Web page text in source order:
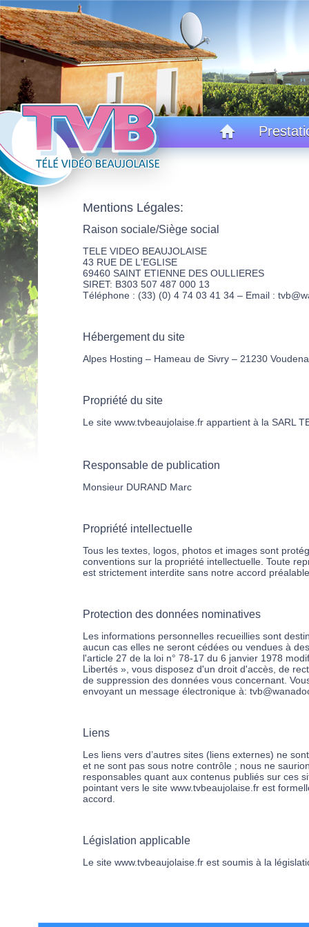
Mentions Légales:
Raison sociale/Siège social
TELE VIDEO BEAUJOLAISE
43 RUE DE L'EGLISE
69460 SAINT ETIENNE DES OULLIERES
SIRET: B303 507 487 000 13
Téléphone : (33) (0) 4 74 03 41 34 – Email :
Hébergement du site
Alpes Hosting – Hameau de Sivry – 21230
Propriété du site
Le site www.tvbeaujolaise.fr appartient à la SARL
Responsable de publication
Monsieur DURAND Marc
Propriété intellectuelle
Tous les textes, logos, photos et images sont
conventions sur la propriété intellectuelle. Toute
est strictement interdite sans notre accord
Protection des données nominatives
Les informations personnelles recueillies sont
aucun cas elles ne seront cédées ou vendues à
l'article 27 de la loi n° 78-17 du 6 janvier 1978
Libertés », vous disposez d'un droit d'accès, de
de suppression des données vous concernant.
envoyant un message électronique à:
Liens
Les liens vers d’autres sites (liens externes) ne
et ne sont pas sous notre contrôle ; nous ne
responsables quant aux contenus publiés sur ces
pointant vers le site www.tvbeaujolaise.fr est
accord.
Législation applicable
Le site www.tvbeaujolaise.fr est soumis à la